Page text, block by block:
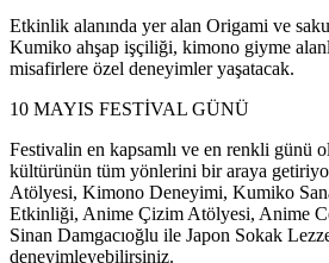
Etkinlik alanında yer alan Origami ve
Kumiko ahşap işçiliği, kimono giyme
misafirlere özel deneyimler yaşatacak.
10 MAYIS FESTİVAL GÜNÜ
Festivalin en kapsamlı ve en renkli günü
kültürünün tüm yönlerini bir araya
Atölyesi, Kimono Deneyimi, Kumiko
Etkinliği, Anime Çizim Atölyesi, Anime
Sinan Damgacıoğlu ile Japon Sokak
deneyimleyebilirsiniz.